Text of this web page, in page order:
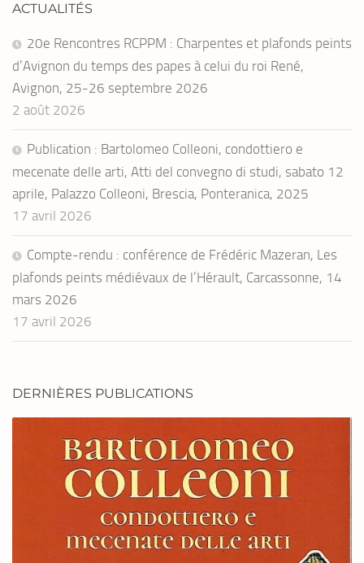
ACTUALITÉS
20e Rencontres RCPPM : Charpentes et plafonds peints
d’Avignon du temps des papes à celui du roi René,
Avignon, 25-26 septembre 2026
2 août 2026
Publication : Bartolomeo Colleoni, condottiero e
mecenate delle arti, Atti del convegno di studi, sabato 12
aprile, Palazzo Colleoni, Brescia, Ponteranica, 2025
17 avril 2026
Compte-rendu : conférence de Frédéric Mazeran, Les
plafonds peints médiévaux de l’Hérault, Carcassonne, 14
mars 2026
17 avril 2026
DERNIÈRES PUBLICATIONS